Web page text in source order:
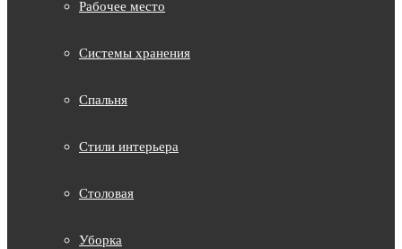
Рабочее место
Системы хранения
Спальня
Стили интерьера
Столовая
Уборка